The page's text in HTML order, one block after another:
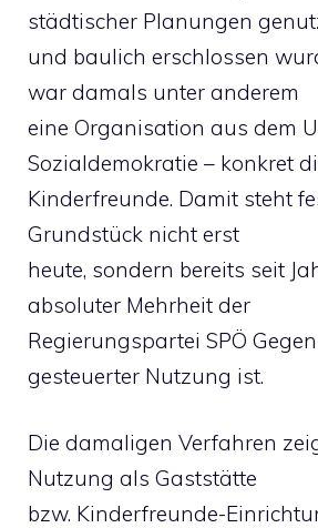
städtischer Planungen
und baulich erschlossen
war damals unter anderem
eine Organisation aus dem
Sozialdemokratie – konkret
Kinderfreunde. Damit steht
Grundstück nicht erst
heute, sondern bereits seit
absoluter Mehrheit der
Regierungspartei SPÖ
gesteuerter Nutzung ist.
Die damaligen Verfahren
Nutzung als Gaststätte
bzw. Kinderfreunde-